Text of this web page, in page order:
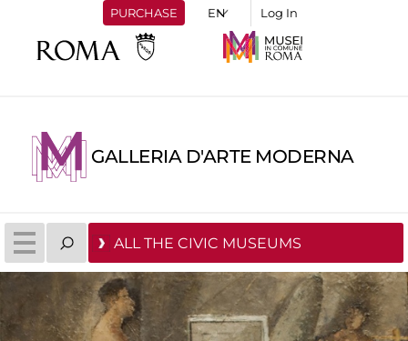
PURCHASE Log In
GALLERIA D'ARTE MODERNA
ALL THE CIVIC MUSEUMS